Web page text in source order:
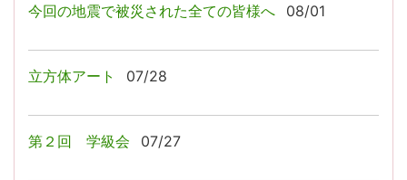
今回の地震で被災された全ての皆様へ 08/01
立方体アート 07/28
第２回 学級会 07/27